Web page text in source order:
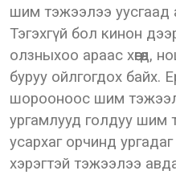
шим тэжээлээ уусгаад
Тэгэхгүй бол кинон
олзныхоо араас
буруу ойлгогдох байх.
шорооноос шим
ургамлууд голдуу шим
усархаг орчинд ургадаг
хэрэгтэй тэжээлээ